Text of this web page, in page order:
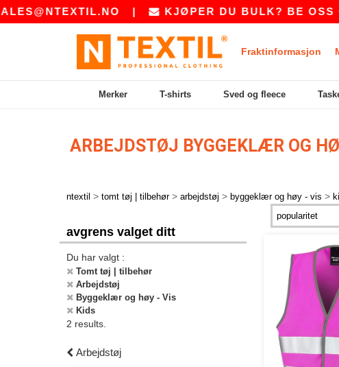
| KJØPER DU BULK? BE OSS
Fraktinformasjon
Merker T-shirts Sved og fleece
ARBEJDSTØJ BYGGEKLÆR OG
ntextil > tomt tøj | tilbehør > arbejdstøj > byggeklær og høy - vis >
avgrens valget ditt
Du har valgt :
Tomt tøj | tilbehør
Arbejdstøj
Byggeklær og høy - Vis
Kids
2 results.
Arbejdstøj